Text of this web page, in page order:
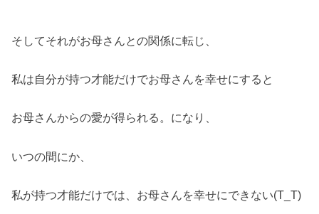
そしてそれがお母さんとの関係に転じ、
私は自分が持つ才能だけでお母さんを幸せにすると
お母さんからの愛が得られる。になり、
いつの間にか、
私が持つ才能だけでは、お母さんを幸せにできない(T_T)